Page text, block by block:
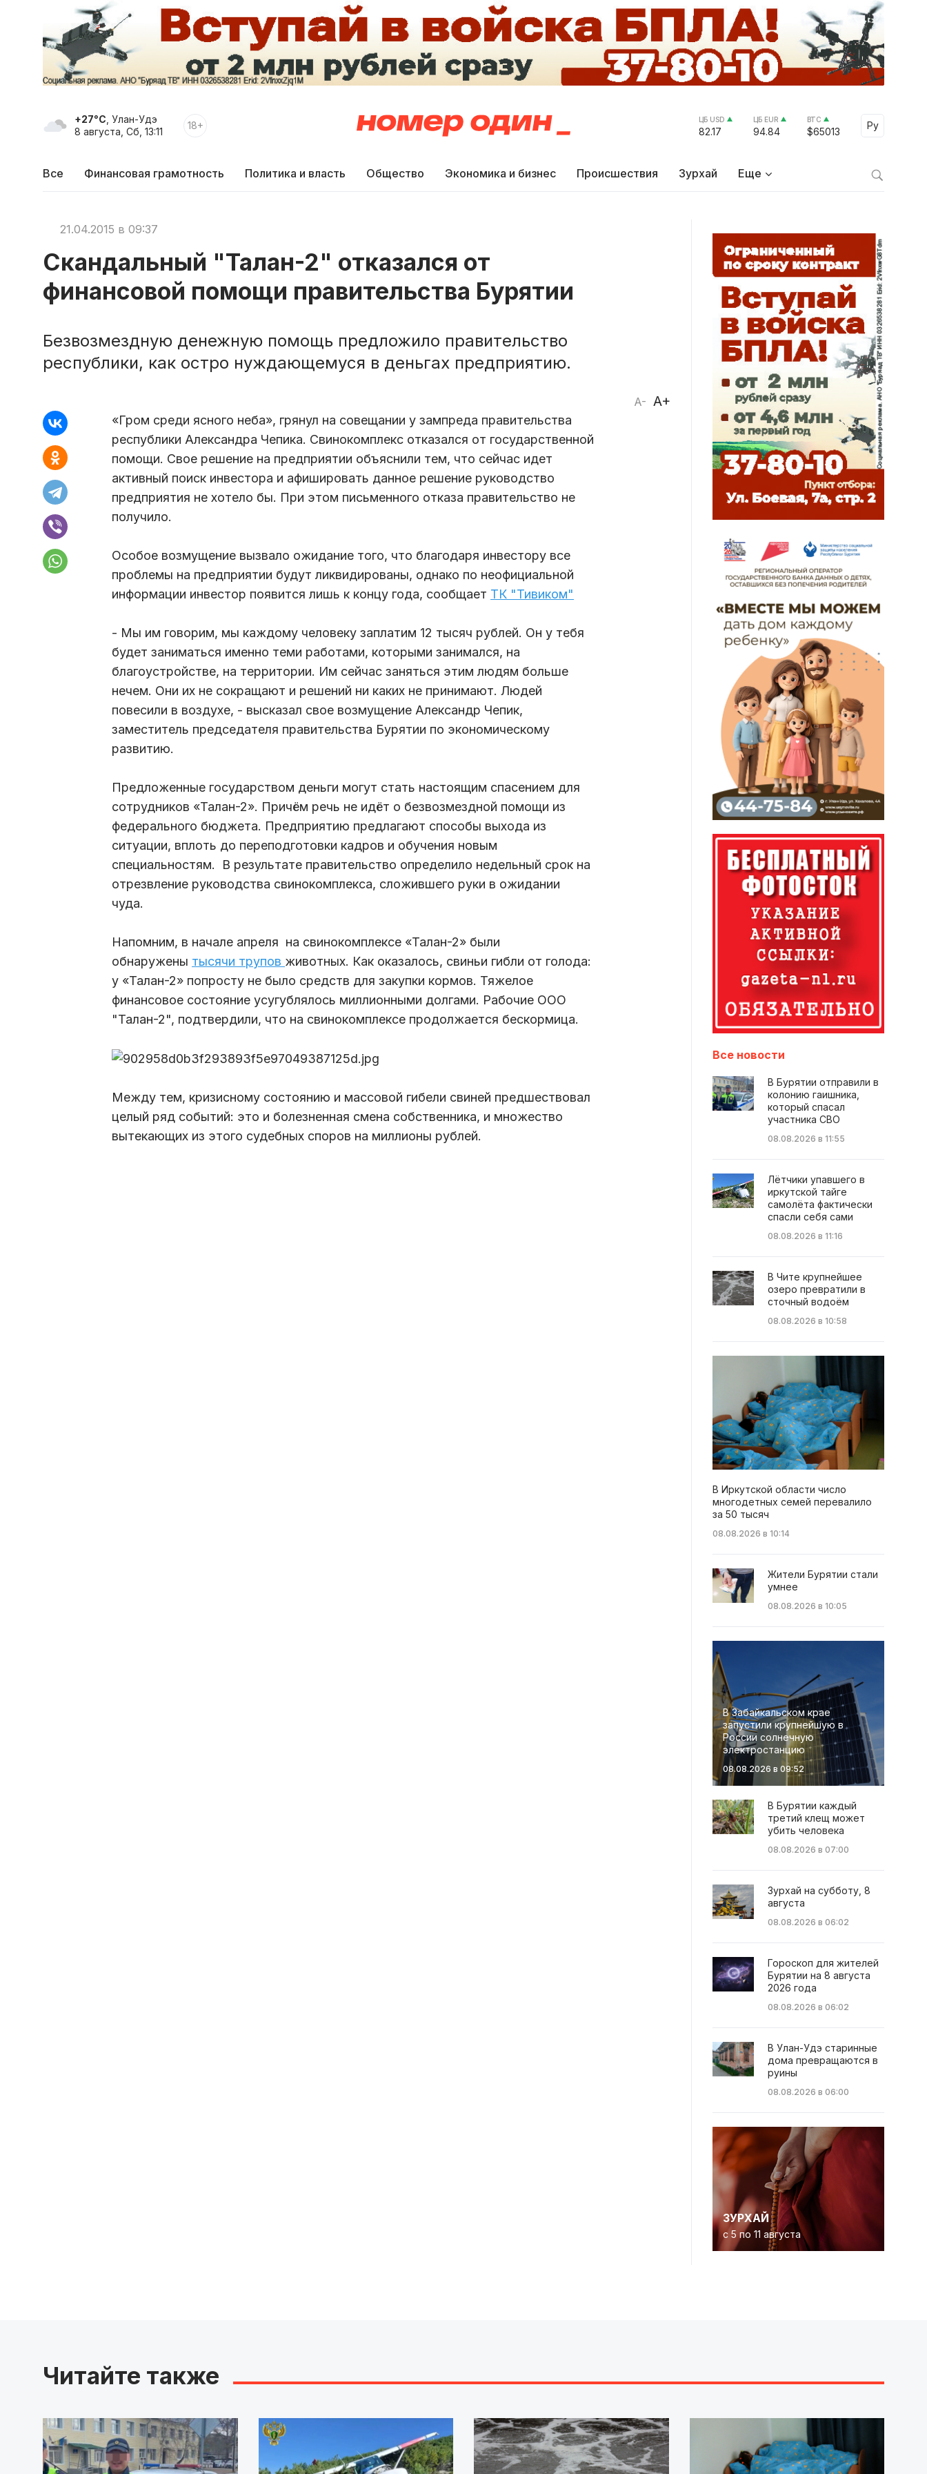
+27°C , Улан-Удэ
8 августа, Сб, 13:11
18+ ЦБ USD
82.17
ЦБ EUR
94.84
BTC
$65013
Ру
Select
Все Финансовая грамотность Политика и власть Общество Экономика и бизнес Происшествия Зурхай Еще
21.04.2015 в 09:37
Скандальный "Талан-2" отказался от
финансовой помощи правительства Бурятии
Безвозмездную денежную помощь предложило правительство
республики, как остро нуждающемуся в деньгах предприятию.
A- A+
«Гром среди ясного неба», грянул на совещании у зампреда правительства
республики Александра Чепика. Свинокомплекс отказался от государственной
помощи. Свое решение на предприятии объяснили тем, что сейчас идет
активный поиск инвестора и афишировать данное решение руководство
предприятия не хотело бы. При этом письменного отказа правительство не
получило.
Особое возмущение вызвало ожидание того, что благодаря инвестору все
проблемы на предприятии будут ликвидированы, однако по неофициальной
информации инвестор появится лишь к концу года, сообщает ТК "Тивиком"
- Мы им говорим, мы каждому человеку заплатим 12 тысяч рублей. Он у тебя
будет заниматься именно теми работами, которыми занимался, на
благоустройстве, на территории. Им сейчас заняться этим людям больше
нечем. Они их не сокращают и решений ни каких не принимают. Людей
повесили в воздухе, - высказал свое возмущение Александр Чепик,
заместитель председателя правительства Бурятии по экономическому
развитию.
Предложенные государством деньги могут стать настоящим спасением для
сотрудников «Талан-2». Причём речь не идёт о безвозмездной помощи из
федерального бюджета. Предприятию предлагают способы выхода из
ситуации, вплоть до переподготовки кадров и обучения новым
специальностям. В результате правительство определило недельный срок на
отрезвление руководства свинокомплекса, сложившего руки в ожидании
чуда.
Напомним, в начале апреля на свинокомплексе «Талан-2» были
обнаружены тысячи трупов животных. Как оказалось, свиньи гибли от голода:
у «Талан-2» попросту не было средств для закупки кормов. Тяжелое
финансовое состояние усугублялось миллионными долгами. Рабочие ООО
"Талан-2", подтвердили, что на свинокомплексе продолжается бескормица.
Между тем, кризисному состоянию и массовой гибели свиней предшествовал
целый ряд событий: это и болезненная смена собственника, и множество
вытекающих из этого судебных споров на миллионы рублей.
Все новости
В Бурятии отправили в
колонию гаишника,
который спасал
участника СВО
08.08.2026 в 11:55
Лётчики упавшего в
иркутской тайге
самолёта фактически
спасли себя сами
08.08.2026 в 11:16
В Чите крупнейшее
озеро превратили в
сточный водоём
08.08.2026 в 10:58
В Иркутской области число
многодетных семей перевалило
за 50 тысяч
08.08.2026 в 10:14
Жители Бурятии стали
умнее
08.08.2026 в 10:05
В Забайкальском крае
запустили крупнейшую в
России солнечную
электростанцию
08.08.2026 в 09:52
В Бурятии каждый
третий клещ может
убить человека
08.08.2026 в 07:00
Зурхай на субботу, 8
августа
08.08.2026 в 06:02
Гороскоп для жителей
Бурятии на 8 августа
2026 года
08.08.2026 в 06:02
В Улан-Удэ старинные
дома превращаются в
руины
08.08.2026 в 06:00
ЗУРХАЙ
с 5 по 11 августа
Читайте также